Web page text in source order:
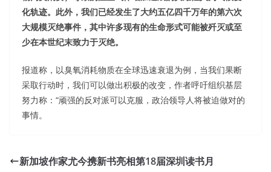
化轨迹。此外，我们已经发生了大约五亿四千万年的第六次
大规模灭绝事件，其中许多现有的生命形式可能被歼灭或至
少在本世纪末致力于灭绝。
报道称，以臭氧消耗物质在全球迅速衰退为例，当我们果断
采取行动时，我们可以做出积极的改变，作者呼吁组织基层
努力称：“顽强的反对派可以克服，政治领导人将被迫做对的
事情。
新加坡作家尤今携新书亮相第18届深圳读书月